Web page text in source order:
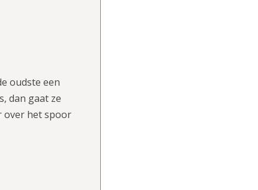
oudste een
dan gaat ze
over het spoor